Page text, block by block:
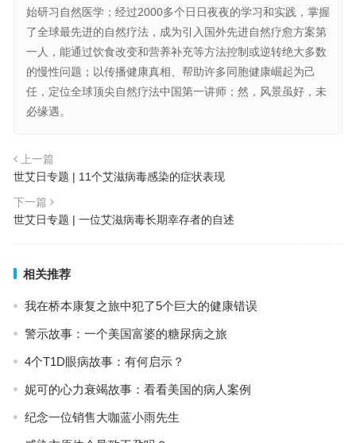
始研习自然医学；经过2000多个日日夜夜的学习和实践，掌握
了全球最先进的自然疗法，成为引入国外先进自然疗愈方案第
一人，能通过饮食改变和营养补充等方法控制或逆转绝大多数
的慢性问题；以传播健康真相、帮助许多同胞健康崛起为己
任，定位全球顶尖自然疗法中国第一讲师；然，风景虽好，未
必缘遇。
上一篇
世艾日专题 | 11个艾滋病毒感染的症状表现
下一篇
世艾日专题 | 一位艾滋病毒长期幸存者的自述
相关推荐
我在桥本康复之旅中犯了5个巨大的健康错误
警示故事：一个美国富婆的糖尿病之旅
4个T1D眼病故事：有何启示？
妮可的心力衰竭故事：看看美国的病人案例
纪念一位销售大咖蓝小雨先生